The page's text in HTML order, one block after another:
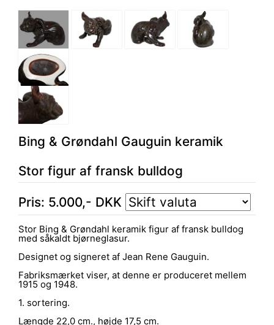
Bing & Grøndahl Gauguin keramik
Stor figur af fransk bulldog
Pris: 5.000,- DKK
Stor Bing & Grøndahl keramik figur af fransk bulldog
med såkaldt bjørneglasur.
Designet og signeret af Jean Rene Gauguin.
Fabriksmærket viser, at denne er produceret mellem
1915 og 1948.
1. sortering.
Længde 22,0 cm., højde 17,5 cm.